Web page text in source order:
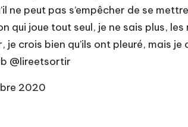
ne peut pas s’empêcher de se
qui joue tout seul, je ne sais plus,
crois bien qu’ils ont pleuré, mais je
@lireetsortir
2020